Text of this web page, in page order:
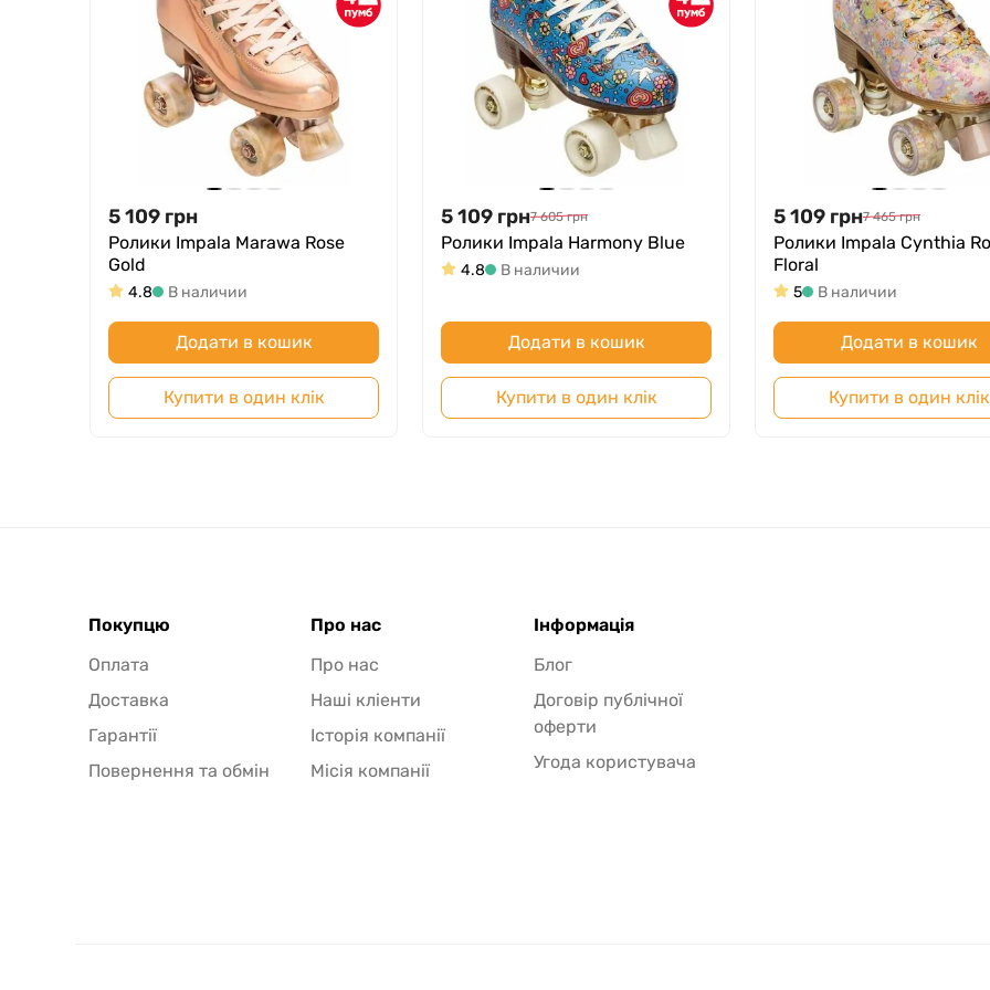
5 109 грн
Ролики Impala Marawa Rose
Gold
4.8 В наличии
Додати в кошик
Купити в один клік
5 109 грн7 605 грн
Ролики Impala Harmony Blue
4.8 В наличии
Додати в кошик
Купити в один клік
5 109 грн7 465 грн
Ролики Impala Cynthia
Floral
5 В наличии
Додати в кошик
Купити в один клік
Покупцю
Оплата
Доставка
Гарантії
Повернення та обмін
Про нас
Про нас
Наші кліенти
Історія компанії
Місія компанії
Інформація
Блог
Договір публічної
оферти
Угода користувача